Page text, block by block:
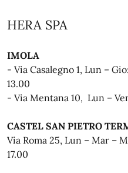
HERA SPA
IMOLA
- Via Casalegno 1, Lun –
13.00
- Via Mentana 10, Lun –
CASTEL SAN PIETRO
Via Roma 25, Lun – Mar –
17.00